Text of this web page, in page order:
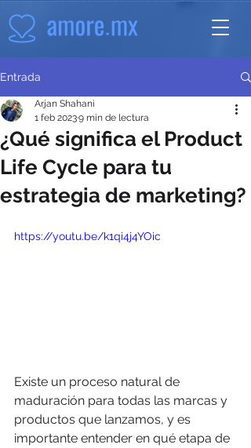
Entrada
¿Qué significa el Product
Life Cycle para tu
estrategia de marketing?
Arjan Shahani
1 feb 20239 min de lectura
https://youtu.be/k1qi4j4YOic
Existe un proceso natural de
maduración para todas las marcas y
productos que lanzamos, y es
importante entender en qué etapa de